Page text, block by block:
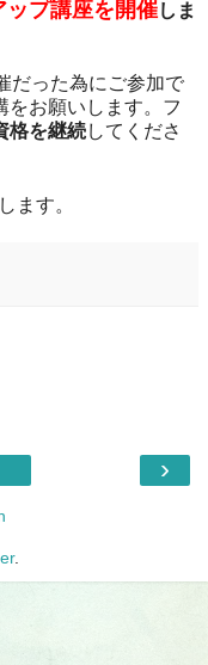
ップ講座を開催しま
だった為にご参加で
をお願いします。フ
格を継続してくださ
ます。
›
.